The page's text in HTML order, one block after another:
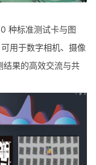
种标准测试卡与图
用于数字相机、摄像
结果的高效交流与共